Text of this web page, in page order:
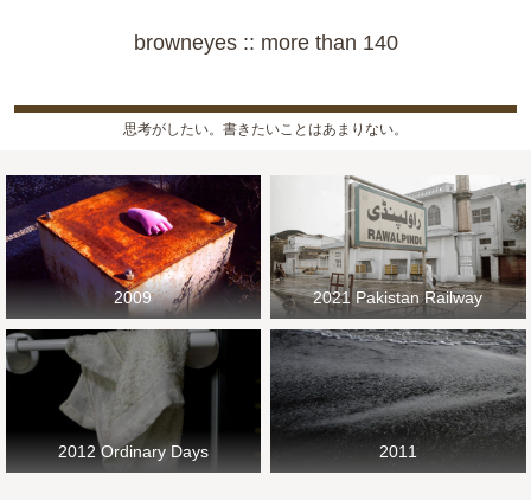
browneyes :: more than 140
思考がしたい。書きたいことはあまりない。
2009 2021 Pakistan Railway
2012 Ordinary Days 2011